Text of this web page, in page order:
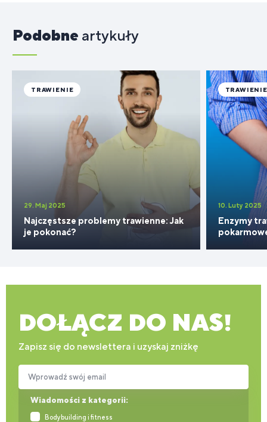
Podobne artykuły
29. Maj 2025
Najczęstsze problemy trawienne: Jak
je pokonać?
TRAWIENIE
10. Luty 2025
Enzymy
TRAWIENIE
DOŁĄCZ DO NAS!
Zapisz się do newslettera i uzyskaj zniżkę
Wiadomości z kategorii:
Bodybuilding i fitness
Wprowadź swój email